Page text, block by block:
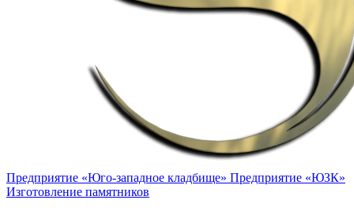
Предприятие «Юго-западное кладбище» Предприятие «ЮЗК»
Изготовление памятников